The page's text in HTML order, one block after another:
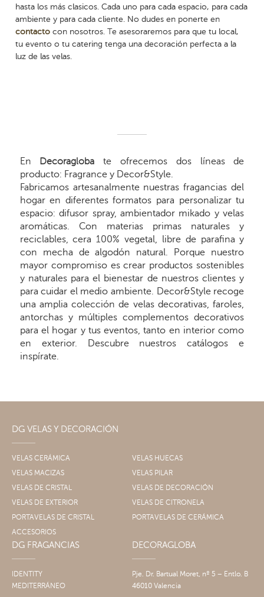
hasta los más clasicos. Cada uno para cada espacio, para cada
ambiente y para cada cliente. No dudes en ponerte en
contacto con nosotros. Te asesoraremos para que tu local,
tu evento o tu catering tenga una decoración perfecta a la
luz de las velas.
En Decoragloba te ofrecemos dos líneas de
producto: Fragrance y Decor&Style.
Fabricamos artesanalmente nuestras fragancias del
hogar en diferentes formatos para personalizar tu
espacio: difusor spray, ambientador mikado y velas
aromáticas. Con materias primas naturales y
reciclables, cera 100% vegetal, libre de parafina y
con mecha de algodón natural. Porque nuestro
mayor compromiso es crear productos sostenibles
y naturales para el bienestar de nuestros clientes y
para cuidar el medio ambiente. Decor&Style recoge
una amplia colección de velas decorativas, faroles,
antorchas y múltiples complementos decorativos
para el hogar y tus eventos, tanto en interior como
en exterior. Descubre nuestros catálogos e
inspírate.
DG VELAS Y DECORACIÓN
VELAS CERÁMICA
VELAS HUECAS
VELAS MACIZAS
VELAS PILAR
VELAS DE CRISTAL
VELAS DE DECORACIÓN
VELAS DE EXTERIOR
VELAS DE CITRONELA
PORTAVELAS DE CRISTAL
PORTAVELAS DE CERÁMICA
ACCESORIOS
DG FRAGANCIAS
IDENTITY
MEDITERRÁNEO
DECORAGLOBA
Pje. Dr. Bartual Moret, nº 5 – Entlo. B
46010 Valencia